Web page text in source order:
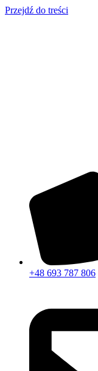
Przejdź do treści
+48 693 787 806